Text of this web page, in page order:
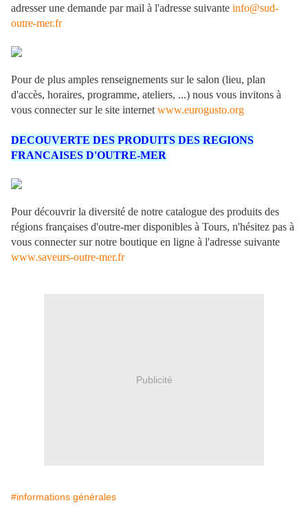
adresser une demande par mail à l'adresse suivante info@sud-
outre-mer.fr
Pour de plus amples renseignements sur le salon (lieu, plan
d'accès, horaires, programme, ateliers, ...) nous vous invitons à
vous connecter sur le site internet www.eurogusto.org
DECOUVERTE DES PRODUITS DES REGIONS
FRANCAISES D'OUTRE-MER
Pour découvrir la diversité de notre catalogue des produits des
régions françaises d'outre-mer disponibles à Tours, n'hésitez pas à
vous connecter sur notre boutique en ligne à l'adresse suivante
www.saveurs-outre-mer.fr
Publicité
#informations générales